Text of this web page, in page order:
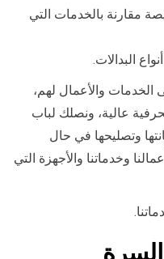
مقارنة بالخدمات التي
البدالات.
الخدمات والأعمال لهم،
عالية، ونصلك لباب
وتصليحها في حال
وخدماتنا والأجهزة التي